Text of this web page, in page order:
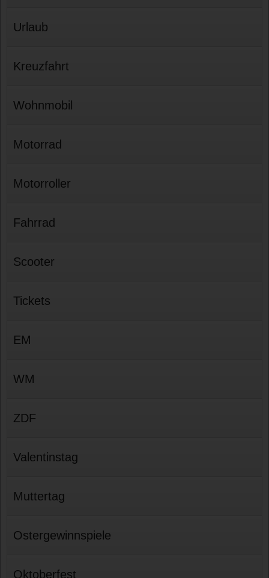
Urlaub
Kreuzfahrt
Wohnmobil
Motorrad
Motorroller
Fahrrad
Scooter
Tickets
EM
WM
ZDF
Valentinstag
Muttertag
Ostergewinnspiele
Oktoberfest